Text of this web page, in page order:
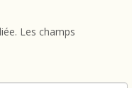
Les champs